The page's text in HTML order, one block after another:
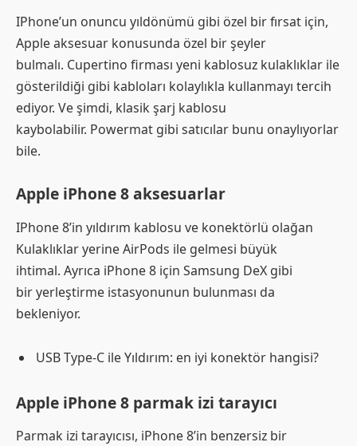
IPhone’un onuncu yıldönümü gibi özel bir fırsat için,
Apple aksesuar konusunda özel bir şeyler
bulmalı. Cupertino firması yeni kablosuz kulaklıklar ile
gösterildiği gibi kabloları kolaylıkla kullanmayı tercih
ediyor. Ve şimdi, klasik şarj kablosu
kaybolabilir. Powermat gibi satıcılar bunu onaylıyorlar
bile.
Apple iPhone 8 aksesuarlar
IPhone 8’in yıldırım kablosu ve konektörlü olağan
Kulaklıklar yerine AirPods ile gelmesi büyük
ihtimal. Ayrıca iPhone 8 için Samsung DeX gibi
bir yerleştirme istasyonunun bulunması da
bekleniyor.
USB Type-C ile Yıldırım: en iyi konektör hangisi?
Apple iPhone 8 parmak izi tarayıcı
Parmak izi tarayıcısı, iPhone 8’in benzersiz bir